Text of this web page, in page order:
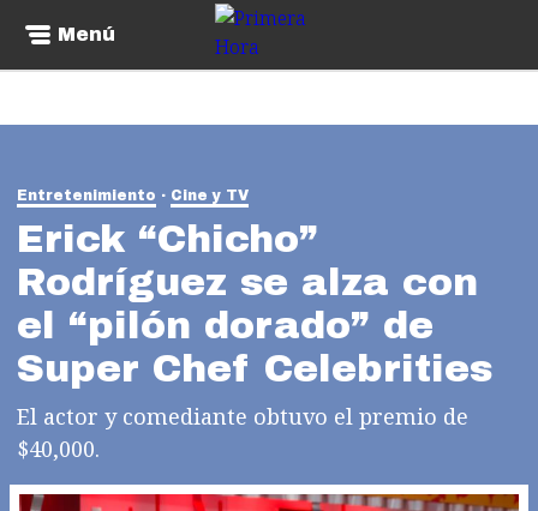
Menú
Entretenimiento Cine y TV
Erick “Chicho”
Rodríguez se alza con
el “pilón dorado” de
Super Chef Celebrities
El actor y comediante obtuvo el premio de
$40,000.